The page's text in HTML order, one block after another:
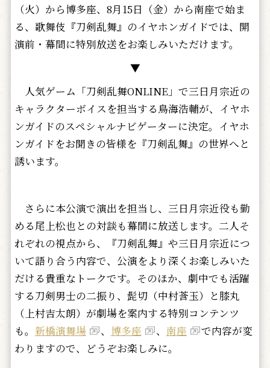
（火）から博多座、8月15日（金）から南座で始ま
る、歌舞伎『刀剣乱舞』のイヤホンガイドでは、開
演前・幕間に特別放送をお楽しみいただけます。
▼
人気ゲーム「刀剣乱舞ONLINE」で三日月宗近の
キャラクターボイスを担当する鳥海浩輔が、イヤホ
ンガイドのスペシャルナビゲーターに決定。イヤホ
ンガイドをお聞きの皆様を『刀剣乱舞』の世界へと
誘います。
さらに本公演で演出を担当し、三日月宗近役も勤
める尾上松也との対談も幕間に放送します。二人そ
れぞれの視点から、『刀剣乱舞』や三日月宗近につ
いて語り合う内容で、公演をより深くお楽しみいた
だける貴重なトークです。そのほか、劇中でも活躍
する刀剣男士の二振り、髭切（中村莟玉）と膝丸
（上村吉太朗）が劇場を案内する特別コンテンツ
も。 新橋演舞場 、 博多座 、 南座
で内容が変
わりますので、どうぞお楽しみに。